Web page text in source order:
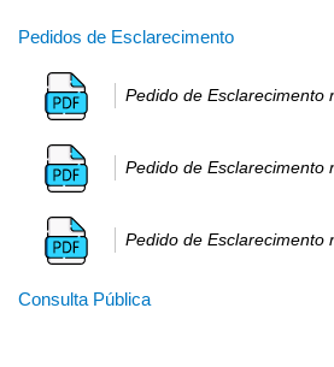
Pedidos de Esclarecimento
Pedido de Esclarecimento
Pedido de Esclarecimento
Pedido de Esclarecimento
Consulta Pública